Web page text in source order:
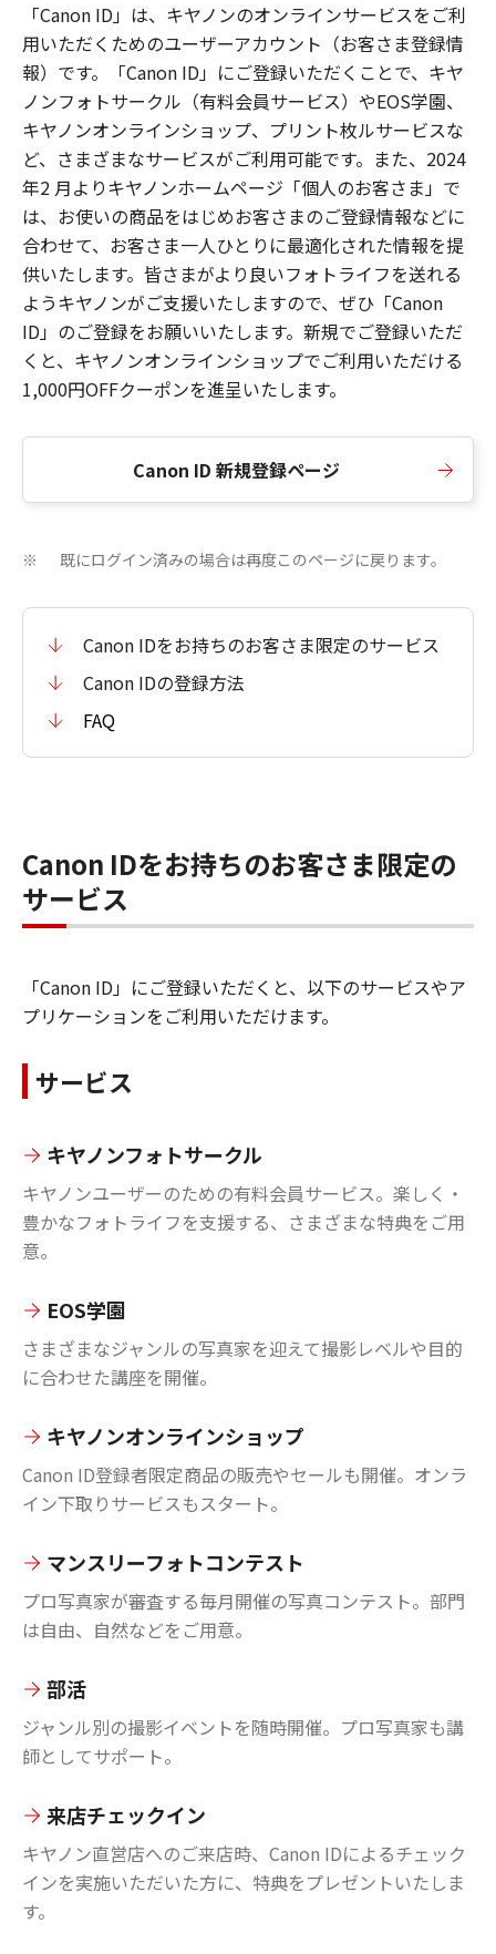
「Canon ID」は、キヤノンのオンラインサービスをご利
用いただくためのユーザーアカウント（お客さま登録情
報）です。「Canon ID」にご登録いただくことで、キヤ
ノンフォトサークル（有料会員サービス）やEOS学園、
キヤノンオンラインショップ、プリント枚ルサービスな
ど、さまざまなサービスがご利用可能です。また、2024
年2 月よりキヤノンホームページ「個人のお客さま」で
は、お使いの商品をはじめお客さまのご登録情報などに
合わせて、お客さま一人ひとりに最適化された情報を提
供いたします。皆さまがより良いフォトライフを送れる
ようキヤノンがご支援いたしますので、ぜひ「Canon
ID」のご登録をお願いいたします。新規でご登録いただ
くと、キヤノンオンラインショップでご利用いただける
1,000円OFFクーポンを進呈いたします。
Canon ID 新規登録ページ
※ 既にログイン済みの場合は再度このページに戻ります。
Canon IDをお持ちのお客さま限定のサービス
Canon IDの登録方法
FAQ
Canon IDをお持ちのお客さま限定の
サービス
「Canon ID」にご登録いただくと、以下のサービスやア
プリケーションをご利用いただけます。
サービス
キヤノンフォトサークル
キヤノンユーザーのための有料会員サービス。楽しく・
豊かなフォトライフを支援する、さまざまな特典をご用
意。
EOS学園
さまざまなジャンルの写真家を迎えて撮影レベルや目的
に合わせた講座を開催。
キヤノンオンラインショップ
Canon ID登録者限定商品の販売やセールも開催。オンラ
イン下取りサービスもスタート。
マンスリーフォトコンテスト
プロ写真家が審査する毎月開催の写真コンテスト。部門
は自由、自然などをご用意。
部活
ジャンル別の撮影イベントを随時開催。プロ写真家も講
師としてサポート。
来店チェックイン
キヤノン直営店へのご来店時、Canon IDによるチェック
インを実施いただいた方に、特典をプレゼントいたしま
す。